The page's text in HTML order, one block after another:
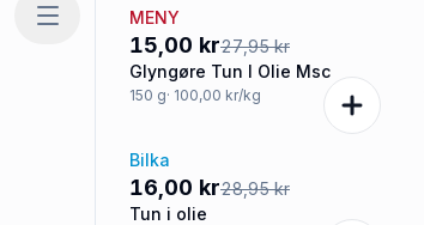
Mere -46%
MENY
15,00 kr27,95 kr
Glyngøre Tun I Olie Msc
150 g· 100,00 kr/kg
-45%
Bilka
16,00 kr28,95 kr
Tun i olie